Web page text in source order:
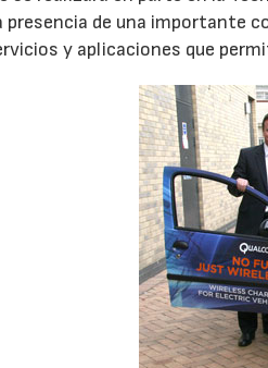
presencia de una importante
y aplicaciones que